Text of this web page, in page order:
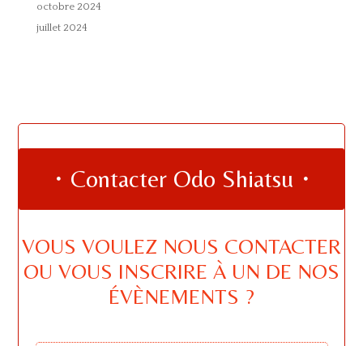
octobre 2024
juillet 2024
・Contacter Odo Shiatsu・
VOUS VOULEZ NOUS CONTACTER
OU VOUS INSCRIRE À UN DE NOS
ÉVÈNEMENTS ?